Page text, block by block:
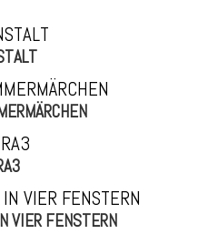
VIER FENSTERN